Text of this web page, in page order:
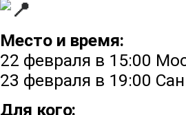
Место и время:
22 февраля в 15:00
23 февраля в 19:00
Для кого: